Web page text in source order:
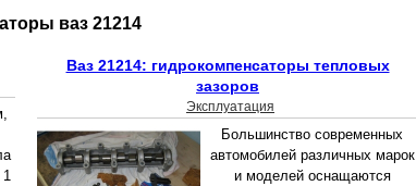
ваз 21214
1
Ваз 21214: гидрокомпенсаторы тепловых
зазоров
Эксплуатация
Большинство современных
автомобилей различных марок
и моделей оснащаются